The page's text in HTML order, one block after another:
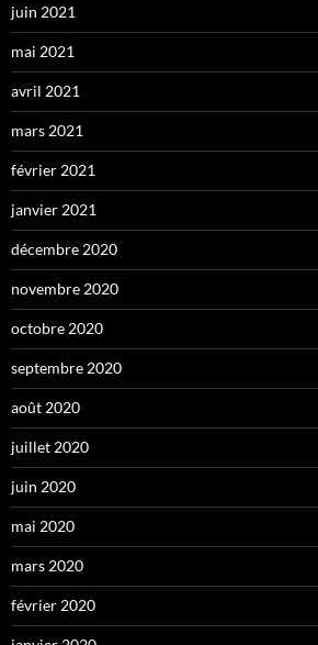
juin 2021
mai 2021
avril 2021
mars 2021
février 2021
janvier 2021
décembre 2020
novembre 2020
octobre 2020
septembre 2020
août 2020
juillet 2020
juin 2020
mai 2020
mars 2020
février 2020